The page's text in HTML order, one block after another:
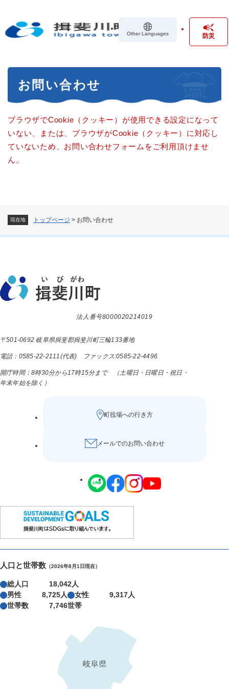
の
Other Languages 防災
現在地 トップページ > お問い合わせ
お問い合わせ
ブラウザでCookie（クッキー）が使用できる設定になって
いない、または、ブラウザがCookie（クッキー）に対応し
ていないため、お問い合わせフォームをご利用頂けませ
ん。
法人番号8000020214019
〒501-0692 岐阜県揖斐郡揖斐川町三輪133番地
電話：0585-22-2111(代表) ファックス:0585-22-4496
開庁時間：8時30分から17時15分まで （土曜日・日曜日・祝日・
年末年始を除く）
町役場への行き方
メールでのお問い合わせ
人口と世帯数 （2026年8月1日現在）
総人口
18,042人
男性
8,725人 女性
9,317人
世帯数
7,746世帯